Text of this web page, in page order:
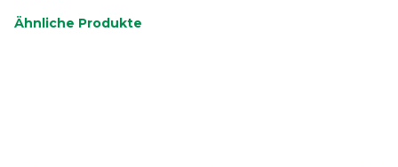
Ähnliche Produkte